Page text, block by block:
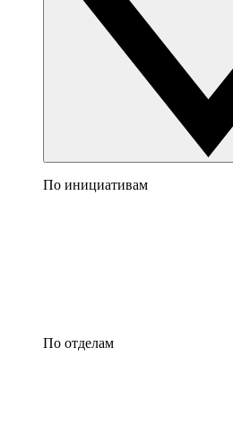
По инициативам
По отделам